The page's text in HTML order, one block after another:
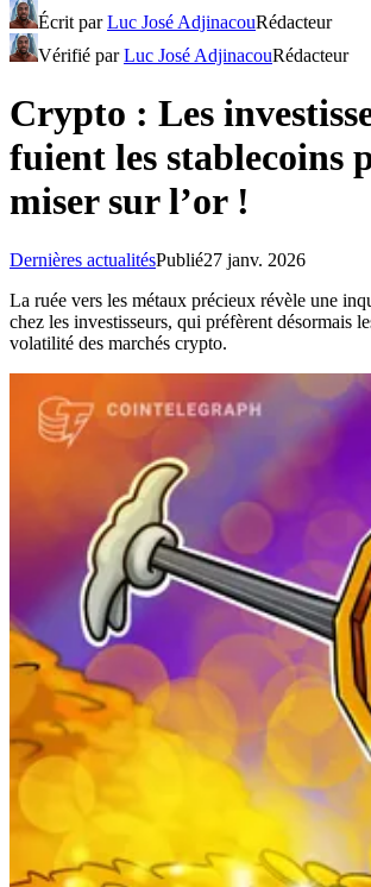
Écrit parLuc José AdjinacouRédacteur
Vérifié parLuc José AdjinacouRédacteur
Crypto : Les
fuient les stablecoins
miser sur l’or !
Dernières actualitésPublié27 janv. 2026
La ruée vers les métaux précieux révèle une
chez les investisseurs, qui préfèrent désormais
volatilité des marchés crypto.